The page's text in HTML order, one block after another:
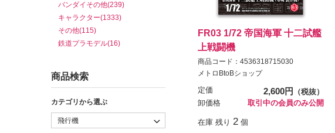
FR03 1/72 帝国海軍 十二試艦
上戦闘機
商品コード：4536318715030
メトロBtoBショップ
定価 2,600円
（税抜）
卸価格
取引中の会員のみ公開
在庫 残り 2 個
バンダイその他(239)
キャラクター(1333)
その他(115)
鉄道プラモデル(16)
商品検索
カテゴリから選ぶ